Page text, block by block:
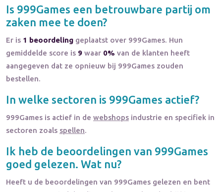
Is 999Games een betrouwbare partij om
zaken mee te doen?
Er is 1 beoordeling geplaatst over 999Games. Hun
gemiddelde score is 9 waar 0% van de klanten heeft
aangegeven dat ze opnieuw bij 999Games zouden
bestellen.
In welke sectoren is 999Games actief?
999Games is actief in de webshops industrie en specifiek in
sectoren zoals spellen.
Ik heb de beoordelingen van 999Games
goed gelezen. Wat nu?
Heeft u de beoordelingen van 999Games gelezen en bent